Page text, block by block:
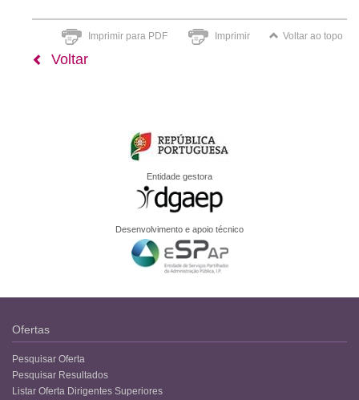
Imprimir para PDF Imprimir Voltar ao topo
Voltar
Entidade gestora
Desenvolvimento e apoio técnico
Ofertas
Pesquisar Oferta
Pesquisar Resultados
Listar Oferta Dirigentes Superiores